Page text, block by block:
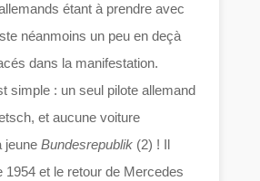
étant à prendre avec
néanmoins un peu en deçà
dans la manifestation.
simple : un seul pilote allemand
et aucune voiture
jeuneBundesrepublik (2) ! Il
1954 et le retour de Mercedes